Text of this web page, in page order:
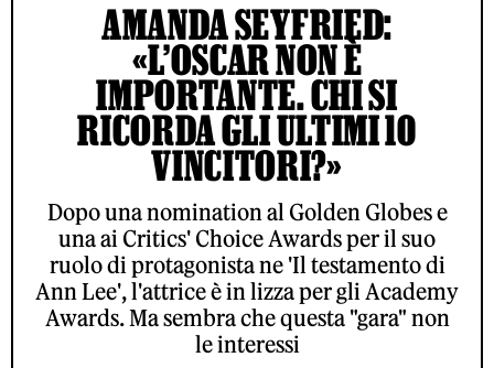
AMANDA SEYFRIED:
«L’OSCAR NON È
IMPORTANTE. CHI SI
RICORDA GLI ULTIMI 10
VINCITORI?»
Dopo una nomination al Golden Globes e
una ai Critics' Choice Awards per il suo
ruolo di protagonista ne 'Il testamento di
Ann Lee', l'attrice è in lizza per gli Academy
Awards. Ma sembra che questa "gara" non
le interessi